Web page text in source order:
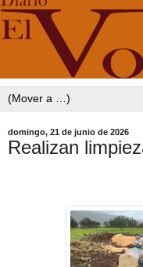
domingo, 21 de junio de 2026
Realizan